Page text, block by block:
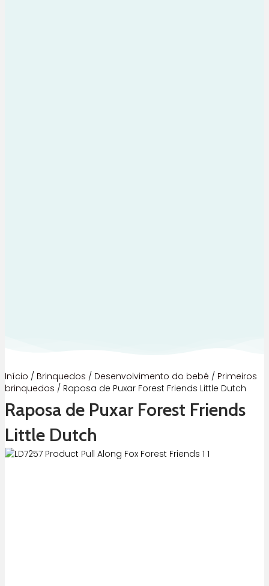
Início / Brinquedos / Desenvolvimento do bebé / Primeiros
brinquedos / Raposa de Puxar Forest Friends Little Dutch
Raposa de Puxar Forest Friends
Little Dutch